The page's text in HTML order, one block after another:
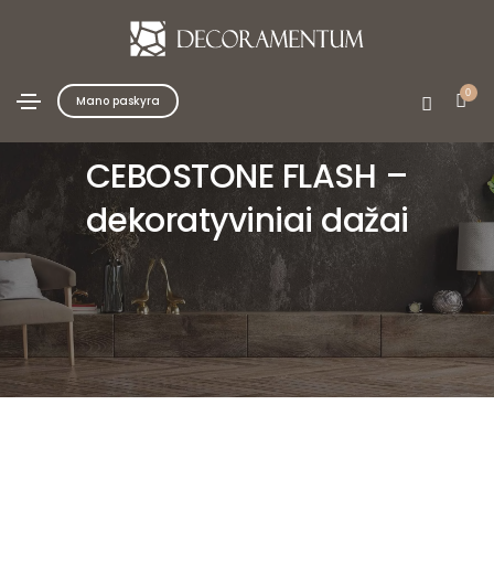
Mano paskyra 0
CEBOSTONE FLASH –
dekoratyviniai dažai